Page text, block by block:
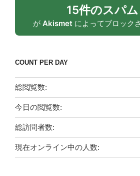
15件のスパム
が Akismet によってブロック
COUNT PER DAY
総閲覧数:
今日の閲覧数:
総訪問者数:
現在オンライン中の人数: